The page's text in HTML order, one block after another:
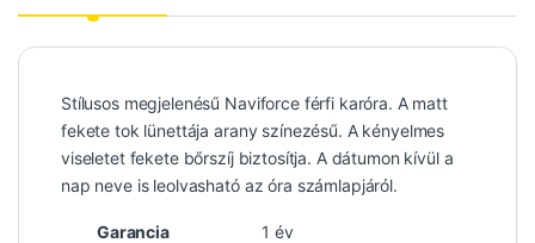
Stílusos megjelenésű Naviforce férfi karóra. A matt
fekete tok lünettája arany színezésű. A kényelmes
viseletet fekete bőrszíj biztosítja. A dátumon kívül a
nap neve is leolvasható az óra számlapjáról.
Garancia 1 év